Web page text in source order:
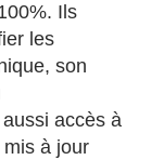
Ils
les
son
accès à
à jour